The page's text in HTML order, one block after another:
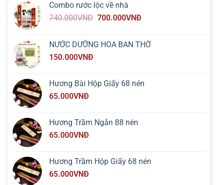
Combo rước lộc về nhà
740.000VNĐ 700.000VNĐ
NƯỚC DƯỠNG HOA BAN THỜ
150.000VNĐ
Hương Bài Hộp Giấy 68 nén
65.000VNĐ
Hương Trầm Ngắn 88 nén
65.000VNĐ
Hương Trầm Hộp Giấy 68 nén
65.000VNĐ